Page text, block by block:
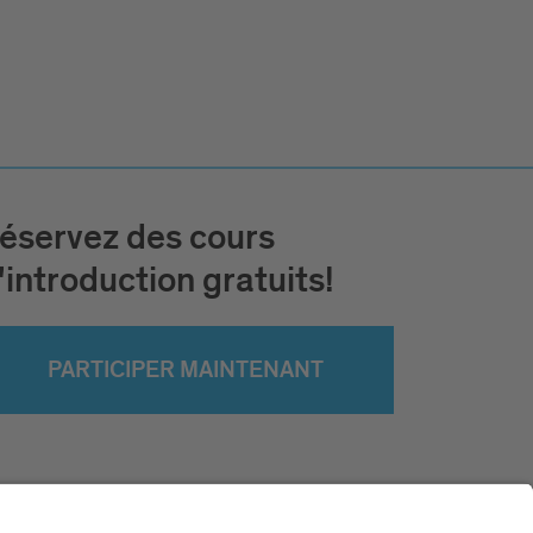
des cours
gratuits!
PARTICIPER MAINTENANT